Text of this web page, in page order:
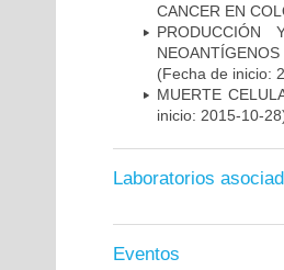
CANCER EN
PRODUCCIÓN
(Fecha de inicio:
MUERTE
inicio: 2015-10-
Laboratorios
Eventos